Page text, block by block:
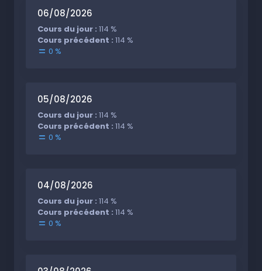
06/08/2026
Cours du jour : 114 %
Cours précédent : 114 %
0 %
05/08/2026
Cours du jour : 114 %
Cours précédent : 114 %
0 %
04/08/2026
Cours du jour : 114 %
Cours précédent : 114 %
0 %